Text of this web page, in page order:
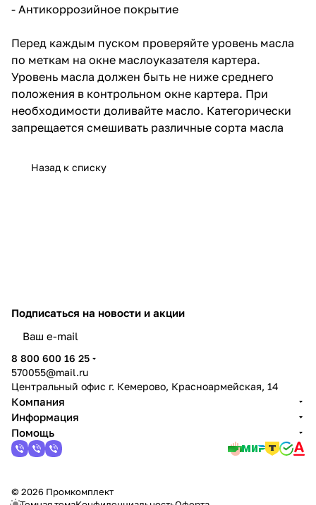
- Антикоррозийное покрытие
Перед каждым пуском проверяйте уровень масла
по меткам на окне маслоуказателя картера.
Уровень масла должен быть не ниже среднего
положения в контрольном окне картера. При
необходимости доливайте масло. Категорически
запрещается смешивать различные сорта масла
Назад к списку
Подписаться на новости и акции
8 800 600 16 25
570055@mail.ru
Центральный офис г. Кемерово, Красноармейская, 14
Компания
Информация
Помощь
© 2026 Промкомплект